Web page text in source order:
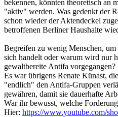
bekennen, könnten theoretisch an
"aktiv" werden. Was gedenkt der
schon wieder der Aktendeckel
betroffenen Berliner Haushalte
Begreifen zu wenig Menschen,
sich handelt oder warum wird nur
gewaltbereite Antifa vorgegangen?
Es war übrigens Renate Künast,
"endlich" den Antifa-Gruppen
gewähren, damit sie dauerhafte
War ihr bewusst, welche
Hier: https://www.youtube.com/